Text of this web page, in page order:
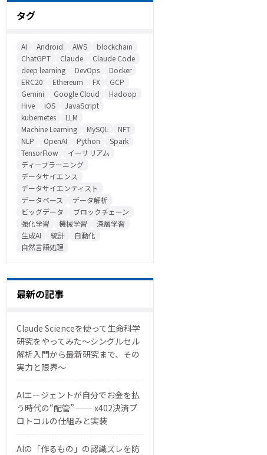
タグ
AI Android AWS
blockchain
ChatGPT
Claude
Claude Code
deep learning
DevOps
Docker
ERC20
Ethereum FX
GCP
Gemini
Google Cloud
Hadoop
Hive
iOS
JavaScript
kubernetes
LLM
Machine Learning
MySQL
NFT
NLP
OpenAI Python
Spark
TensorFlow
イーサリアム
ディープラーニング
データサイエンス
データサイエンティスト
データベース
データ解析
ビッグデータ
ブロックチェーン
強化学習
機械学習
深層学習
生成AI
統計
自動化
自然言語処理
最新の記事
Claude Scienceを使って生命科学
研究をやってみた〜シングルセル
解析入門から最新研究まで、その
実力と限界〜
AIエージェントが自分でお金を払
う時代の“配管” ── x402決済プ
ロトコルの仕組みと実装
AIの「作るもの」の認識ズレを防